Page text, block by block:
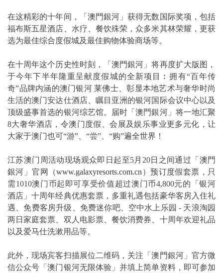
在这精彩的十年间，「澳門銀河」获得无数国际奖项，包括
福布斯五星酒店、水疗、餐饮殊荣，众多米其林荣耀，更获
选为最佳综合度假城及最佳购物体验商场等。
在十周年这个历史性时刻，「澳門銀河」将再度扩大版图，
于今年下半年隆重呈献度假城的全新项目︰拥有“百年传
奇”品牌内涵的澳门银河 莱佛士、彰显本地艺术与奢华时尚
生活的澳门安达仕酒店、瞩目亚洲的银河国际会议中心以及
顶级盛事首选的银河综艺馆。届时「澳門銀河」将一地汇聚
8大奢华酒店，令澳门度假、会展及娱乐事业更多元化，让
大家于澳门也可“游”、“尝”、“购”遍全世界！
江苏澳门周活动现场观众即日起至5月20日之间通过「澳門
銀河」官网（www.galaxyresorts.com.cn ）预订度假套票，只
需1010澳门币起即可享受价值超过澳门币4,800元的「银河
酒店」十周年经典优惠套票，多重礼遇包括豪华客房入住礼
遇、免费客房升级、免费迷你吧、空中水上乐园 - 天浪淘园
两日家庭套票、双人电影票、餐饮消费券、十周年欢迎礼品
以及爱马仕洗漱用品等。
此外，现场宾客扫描展位二维码，关注「澳門銀河」官方微
信公众号「澳门银河无限体验」并填上简单资料，即可参加